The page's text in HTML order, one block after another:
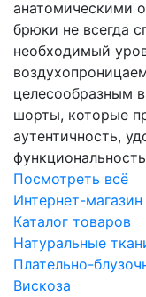
анатомическими
брюки не всегда
необходимый
целесообразным
шорты, которые
аутентичность,
функциональность.
Посмотреть всё
Интернет-магазин
Каталог товаров
Натуральные ткани
Плательно-
Вискоза